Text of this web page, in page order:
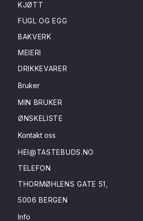
KJØTT
FUGL OG EGG
BAKVERK
MEIERI
DRIKKEVARER
Bruker
MIN BRUKER
ØNSKELISTE
Kontakt oss
HEI@TASTEBUDS.NO
TELEFON
THORMØHLENS GATE 51,
5006 BERGEN
Info